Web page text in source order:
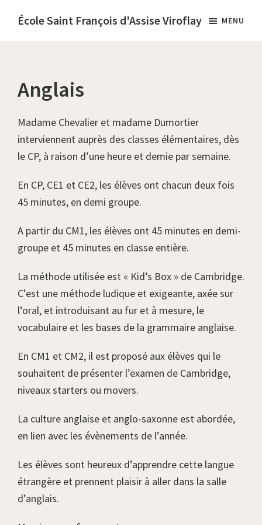
École Saint François d'Assise Viroflay
sous
contrat
d’association
MENU
Anglais
Madame Chevalier et madame Dumortier
interviennent auprès des classes élémentaires, dès
le CP, à raison d’une heure et demie par semaine.
En CP, CE1 et CE2, les élèves ont chacun deux fois
45 minutes, en demi groupe.
A partir du CM1, les élèves ont 45 minutes en demi-
groupe et 45 minutes en classe entière.
La méthode utilisée est « Kid’s Box » de Cambridge.
C’est une méthode ludique et exigeante, axée sur
l’oral, et introduisant au fur et à mesure, le
vocabulaire et les bases de la grammaire anglaise.
En CM1 et CM2, il est proposé aux élèves qui le
souhaitent de présenter l’examen de Cambridge,
niveaux starters ou movers.
La culture anglaise et anglo-saxonne est abordée,
en lien avec les évènements de l’année.
Les élèves sont heureux d’apprendre cette langue
étrangère et prennent plaisir à aller dans la salle
d’anglais.